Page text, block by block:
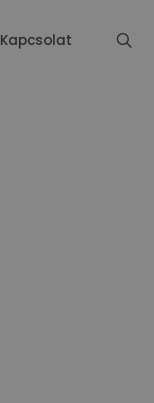
Kapcsolat